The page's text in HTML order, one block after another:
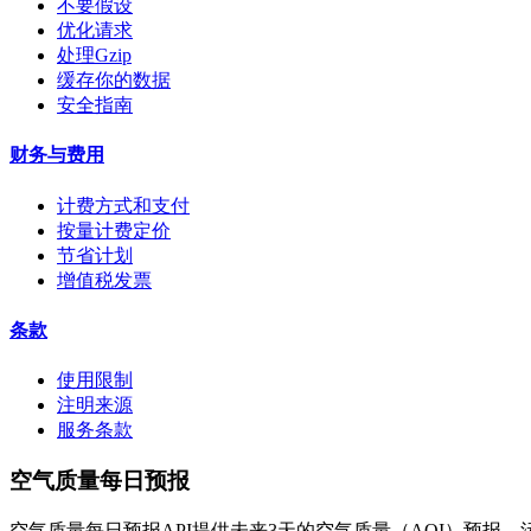
不要假设
优化请求
处理Gzip
缓存你的数据
安全指南
财务与费用
计费方式和支付
按量计费定价
节省计划
增值税发票
条款
使用限制
注明来源
服务条款
空气质量每日预报